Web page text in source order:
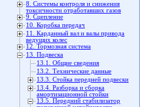
8. Системы контроля и снижения
токсичности отработавших газов
9. Сцепление
10. Коробка передач
11. Карданный вал и валы привода
ведущих колес
12. Тормозная система
13. Подвеска
13.1. Общие сведения
13.2. Технические данные
13.3. Стойка передней подвески
13.4. Разборка и сборка
амортизационной стойки
13.5. Передний стабилизатор